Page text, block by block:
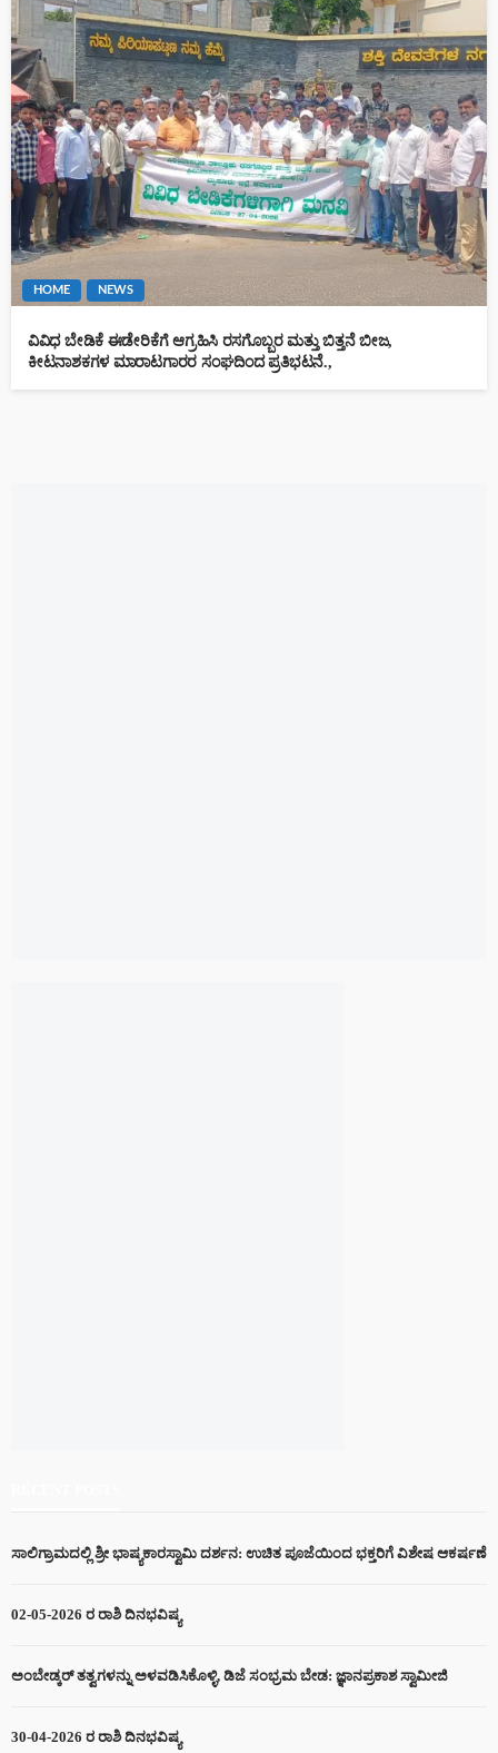
HOME NEWS
ವಿವಿಧ ಬೇಡಿಕೆ ಈಡೇರಿಕೆಗೆ ಆಗ್ರಹಿಸಿ ರಸಗೊಬ್ಬರ ಮತ್ತು ಬಿತ್ತನೆ ಬೀಜ,
ಕೀಟನಾಶಕಗಳ ಮಾರಾಟಗಾರರ ಸಂಘದಿಂದ ಪ್ರತಿಭಟನೆ.,
ಸಾಲಿಗ್ರಾಮದಲ್ಲಿ ಶ್ರೀ ಭಾಷ್ಯಕಾರಸ್ವಾಮಿ ದರ್ಶನ: ಉಚಿತ ಪೂಜೆಯಿಂದ ಭಕ್ತರಿಗೆ ವಿಶೇಷ ಆಕರ್ಷಣೆ
02-05-2026 ರ ರಾಶಿ ದಿನಭವಿಷ್ಯ
ಅಂಬೇಡ್ಕರ್ ತತ್ವಗಳನ್ನು ಅಳವಡಿಸಿಕೊಳ್ಳಿ, ಡಿಜೆ ಸಂಭ್ರಮ ಬೇಡ: ಜ್ಞಾನಪ್ರಕಾಶ ಸ್ವಾಮೀಜಿ
30-04-2026 ರ ರಾಶಿ ದಿನಭವಿಷ್ಯ